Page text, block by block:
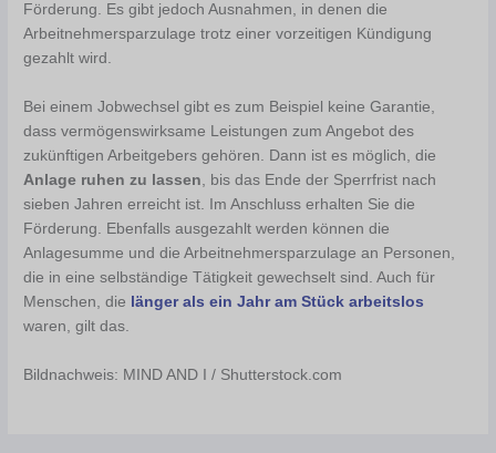
Förderung. Es gibt jedoch Ausnahmen, in denen die
Arbeitnehmersparzulage trotz einer vorzeitigen Kündigung
gezahlt wird.
Bei einem Jobwechsel gibt es zum Beispiel keine Garantie,
dass vermögenswirksame Leistungen zum Angebot des
zukünftigen Arbeitgebers gehören. Dann ist es möglich, die
Anlage ruhen zu lassen, bis das Ende der Sperrfrist nach
sieben Jahren erreicht ist. Im Anschluss erhalten Sie die
Förderung. Ebenfalls ausgezahlt werden können die
Anlagesumme und die Arbeitnehmersparzulage an Personen,
die in eine selbständige Tätigkeit gewechselt sind. Auch für
Menschen, die länger als ein Jahr am Stück arbeitslos
waren, gilt das.
Bildnachweis: MIND AND I / Shutterstock.com